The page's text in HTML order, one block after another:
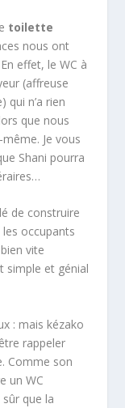
toilette
nous ont
effet, le WC à
(affreuse
qui n’a rien
que nous
Je vous
Shani pourra
de construire
occupants
vite
simple et génial
: mais kézako
rappeler
Comme son
un WC
que la